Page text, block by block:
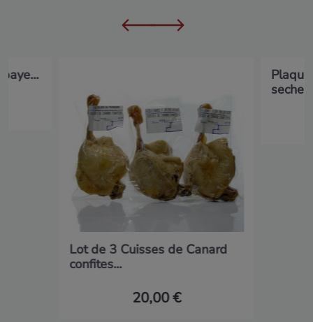
Lot de 3 Cuisses de Canard
confites...
20,00 €
seche...